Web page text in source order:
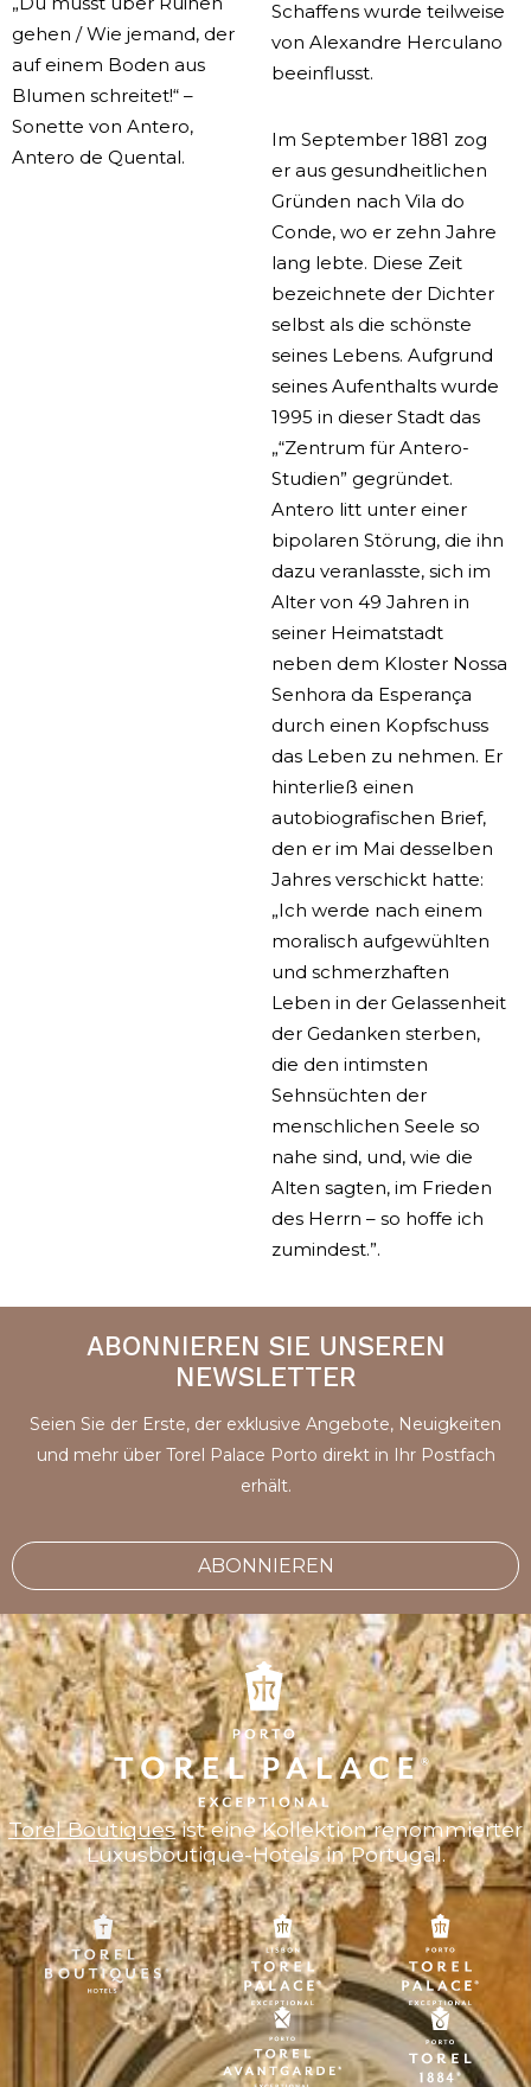
gehen / Wie jemand, der
auf einem Boden aus
Blumen schreitet!“ –
Sonette von Antero,
Antero de Quental.
Schaffens wurde teilweise
von Alexandre Herculano
beeinflusst.
Im September 1881 zog
er aus gesundheitlichen
Gründen nach Vila do
Conde, wo er zehn Jahre
lang lebte. Diese Zeit
bezeichnete der Dichter
selbst als die schönste
seines Lebens. Aufgrund
seines Aufenthalts wurde
1995 in dieser Stadt das
„“Zentrum für Antero-
Studien” gegründet.
Antero litt unter einer
bipolaren Störung, die ihn
dazu veranlasste, sich im
Alter von 49 Jahren in
seiner Heimatstadt
neben dem Kloster Nossa
Senhora da Esperança
durch einen Kopfschuss
das Leben zu nehmen. Er
hinterließ einen
autobiografischen Brief,
den er im Mai desselben
Jahres verschickt hatte:
„Ich werde nach einem
moralisch aufgewühlten
und schmerzhaften
Leben in der Gelassenheit
der Gedanken sterben,
die den intimsten
Sehnsüchten der
menschlichen Seele so
nahe sind, und, wie die
Alten sagten, im Frieden
des Herrn – so hoffe ich
zumindest.”.
ABONNIEREN SIE UNSEREN
NEWSLETTER
Seien Sie der Erste, der exklusive Angebote, Neuigkeiten
und mehr über Torel Palace Porto direkt in Ihr Postfach
erhält.
ABONNIEREN
Torel Boutiquesist eine Kollektion renommierter
Luxusboutique-Hotels in Portugal.